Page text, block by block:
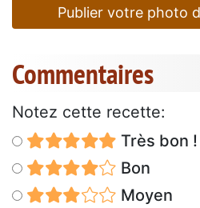
Publier votre photo
Commentaires
Notez cette recette:
Très bon !
Bon
Moyen